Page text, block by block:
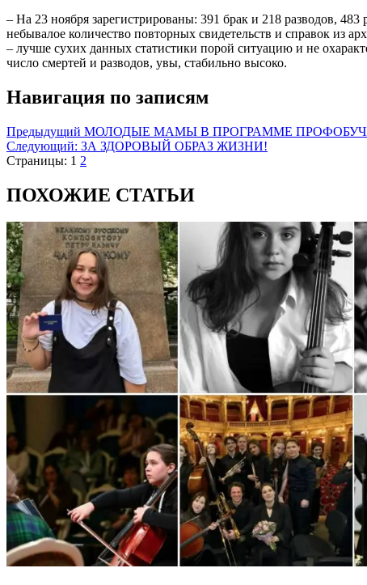
– На 23 ноября зарегистрированы: 391 брак и 218 разводов,
небывалое количество повторных свидетельств и справок из
– лучше сухих данных статистики порой ситуацию и не
число смертей и разводов, увы, стабильно высоко.
Навигация по записям
Предыдущий МОЛОДЫЕ МАМЫ В ПРОГРАММЕ
Следующий: ЗА ЗДОРОВЫЙ ОБРАЗ ЖИЗНИ!
Страницы: 1 2
ПОХОЖИЕ СТАТЬИ